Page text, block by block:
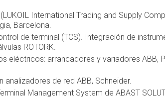
(LUKOIL International Trading and Supply
Barcelona.
de terminal (TCS). Integración de
ROTORK.
eléctricos: arrancadores y variadores ABB,
analizadores de red ABB, Schneider.
Management System de ABAST